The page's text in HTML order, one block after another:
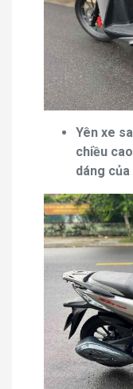
Yên xe
chiều
dáng